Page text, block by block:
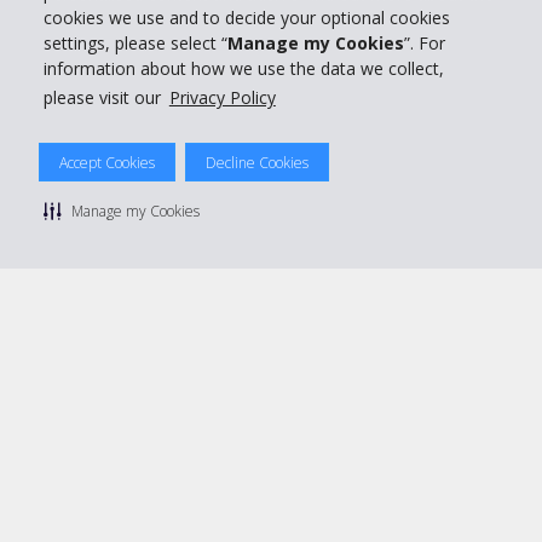
cookies we use and to decide your optional cookies
settings, please select “Manage my Cookies”. For
information about how we use the data we collect,
please visit our Privacy Policy
Accept Cookies Decline Cookies
Manage my Cookies
Prenota con Hertz
© 2026 The Hertz System, Inc.
Privacy Policy | Condizioni di Utilizzo |
Manage cookie preferences